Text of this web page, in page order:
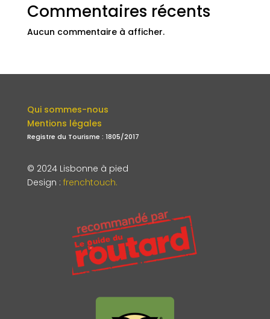
Commentaires récents
Aucun commentaire à afficher.
Qui sommes-nous
Mentions légales
Registre du Tourisme : 1805/2017
© 2024 Lisbonne à pied
Design : frenchtouch.